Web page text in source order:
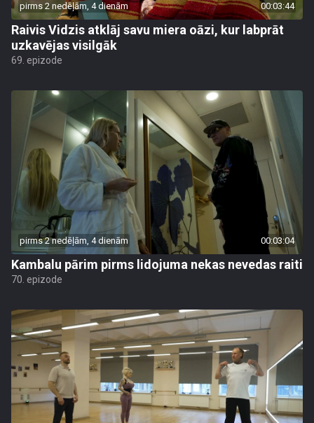
pirms 2 nedēļām, 4 dienām 00:03:44
Raivis Vidzis atklāj savu miera oāzi, kur labprāt
uzkavējas visilgāk
69. epizode
pirms 2 nedēļām, 4 dienām 00:03:04
Kambalu pārim pirms lidojuma nekas nevedas raiti
70. epizode